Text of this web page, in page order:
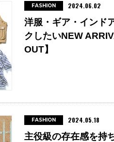
洋服・ギア・インド
クしたいNEW
OUT】
FASHION 2024.06.02
主役級の存在感を持
FASHION 2024.05.18